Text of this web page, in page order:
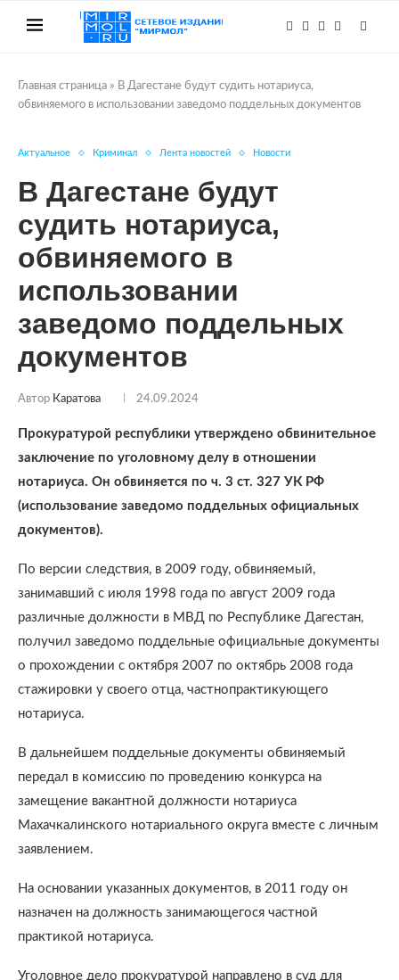
Главная страница » В Дагестане будут судить нотариуса,
обвиняемого в использовании заведомо поддельных документов
Актуальное Криминал Лента новостей Новости
В Дагестане будут
судить нотариуса,
обвиняемого в
использовании
заведомо поддельных
документов
Автор Каратова 24.09.2024
Прокуратурой республики утверждено обвинительное
заключение по уголовному делу в отношении
нотариуса. Он обвиняется по ч. 3 ст. 327 УК РФ
(использование заведомо поддельных официальных
документов).
По версии следствия, в 2009 году, обвиняемый,
занимавший с июля 1998 года по август 2009 года
различные должности в МВД по Республике Дагестан,
получил заведомо поддельные официальные документы
о прохождении с октября 2007 по октябрь 2008 года
стажировки у своего отца, частнопрактикующего
нотариуса.
В дальнейшем поддельные документы обвиняемый
передал в комиссию по проведению конкурса на
замещение вакантной должности нотариуса
Махачкалинского нотариального округа вместе с личным
заявлением.
На основании указанных документов, в 2011 году он
назначен на должность занимающегося частной
практикой нотариуса.
Уголовное дело прокуратурой направлено в суд для